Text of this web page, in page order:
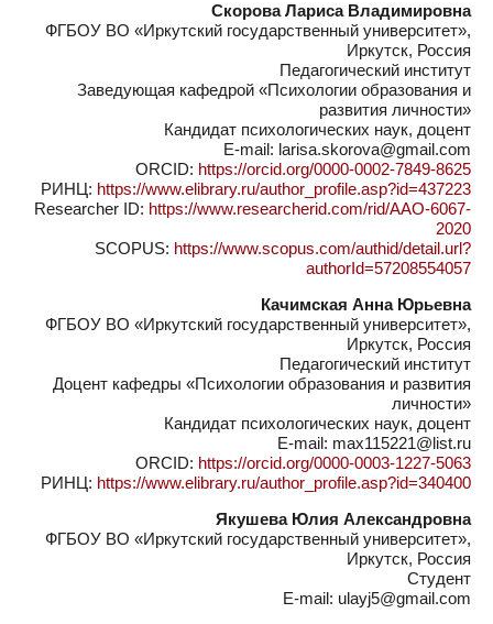
Скорова Лариса Владимировна
ФГБОУ ВО «Иркутский государственный университет»,
Иркутск, Россия
Педагогический институт
Заведующая кафедрой «Психологии образования и
развития личности»
Кандидат психологических наук, доцент
E-mail: larisa.skorova@gmail.com
ORCID: https://orcid.org/0000-0002-7849-8625
РИНЦ: https://www.elibrary.ru/author_profile.asp?id=437223
Researcher ID: https://www.researcherid.com/rid/AAO-6067-
2020
SCOPUS: https://www.scopus.com/authid/detail.url?
authorId=57208554057
Качимская Анна Юрьевна
ФГБОУ ВО «Иркутский государственный университет»,
Иркутск, Россия
Педагогический институт
Доцент кафедры «Психологии образования и развития
личности»
Кандидат психологических наук, доцент
E-mail: max115221@list.ru
ORCID: https://orcid.org/0000-0003-1227-5063
РИНЦ: https://www.elibrary.ru/author_profile.asp?id=340400
Якушева Юлия Александровна
ФГБОУ ВО «Иркутский государственный университет»,
Иркутск, Россия
Студент
E-mail: ulayj5@gmail.com